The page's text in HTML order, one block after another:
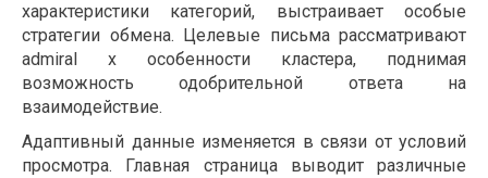
характеристики категорий, выстраивает особые
стратегии обмена. Целевые письма рассматривают
admiral x особенности кластера, поднимая
возможность одобрительной ответа на
взаимодействие.
Адаптивный данные изменяется в связи от условий
просмотра. Главная страница выводит различные